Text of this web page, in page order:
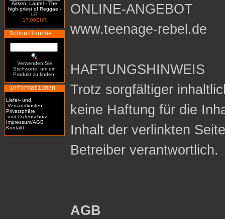
Aitken, Laurel - The
high priest of Reggae -
LP
17.00EUR
Schnellsuche
Verwenden Sie
Stichworte, um ein
Produkt zu finden.
Informationen
Liefer- und
Versandkosten
Privatsphäre
und Datenschutz
Impressum/AGB
Kontakt
ONLINE-ANGEBOT
www.teenage-rebel.de
HAFTUNGSHINWEIS
Trotz sorgfältiger
keine Haftung für die
Inhalt der verlinkten
Betreiber verantwortlich.
AGB